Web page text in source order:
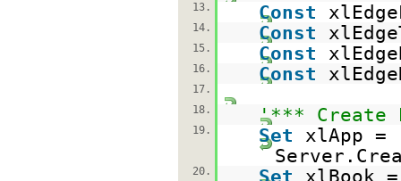
13.
Const
14. Const
15. Const
16. Const
17.
18.
'*** Create
19. Set
xlApp =
20. Set
xlBook =